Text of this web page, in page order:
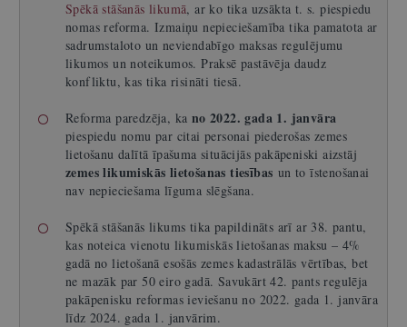
Spēkā stāšanās likumā, ar ko tika uzsākta t. s. piespiedu
nomas reforma. Izmaiņu nepieciešamība tika pamatota ar
sadrumstaloto un neviendabīgo maksas regulējumu
likumos un noteikumos. Praksē pastāvēja daudz
konfliktu, kas tika risināti tiesā.
Reforma paredzēja, ka no 2022. gada 1. janvāra
piespiedu nomu par citai personai piederošas zemes
lietošanu dalītā īpašuma situācijās pakāpeniski aizstāj
zemes likumiskās lietošanas tiesības un to īstenošanai
nav nepieciešama līguma slēgšana.
Spēkā stāšanās likums tika papildināts arī ar 38. pantu,
kas noteica vienotu likumiskās lietošanas maksu – 4%
gadā no lietošanā esošās zemes kadastrālās vērtības, bet
ne mazāk par 50 eiro gadā. Savukārt 42. pants regulēja
pakāpenisku reformas ieviešanu no 2022. gada 1. janvāra
līdz 2024. gada 1. janvārim.